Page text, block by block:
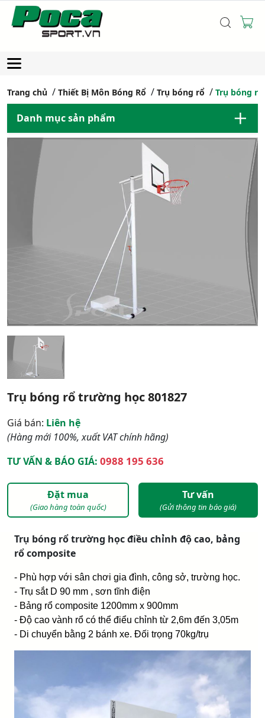
Trang chủ Thiết Bị Môn Bóng Rổ Trụ bóng rổ Trụ bóng
Danh mục sản phẩm
Trụ bóng rổ trường học 801827
Giá bán: Liên hệ
(Hàng mới 100%, xuất VAT chính hãng)
TƯ VẤN & BÁO GIÁ: 0988 195 636
Đặt mua
(Giao hàng toàn quốc)
Tư vấn
(Gửi thông tin báo giá)
Trụ bóng rổ trường học điều chỉnh độ cao, bảng
rổ composite
- Phù hợp với sân chơi gia đình, công sở, trường học.
- Trụ sắt D 90 mm , sơn tĩnh điện
- Bảng rổ composite 1200mm x 900mm
- Độ cao vành rổ có thể điểu chỉnh từ 2,6m đến 3,05m
- Di chuyển bằng 2 bánh xe. Đối trọng 70kg/trụ